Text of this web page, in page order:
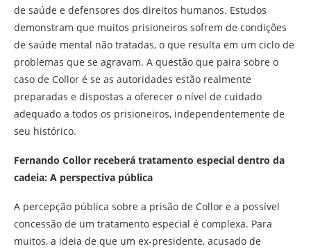
de saúde e defensores dos direitos humanos. Estudos
demonstram que muitos prisioneiros sofrem de condições
de saúde mental não tratadas, o que resulta em um ciclo de
problemas que se agravam. A questão que paira sobre o
caso de Collor é se as autoridades estão realmente
preparadas e dispostas a oferecer o nível de cuidado
adequado a todos os prisioneiros, independentemente de
seu histórico.
Fernando Collor receberá tratamento especial dentro da
cadeia: A perspectiva pública
A percepção pública sobre a prisão de Collor e a possível
concessão de um tratamento especial é complexa. Para
muitos, a ideia de que um ex-presidente, acusado de